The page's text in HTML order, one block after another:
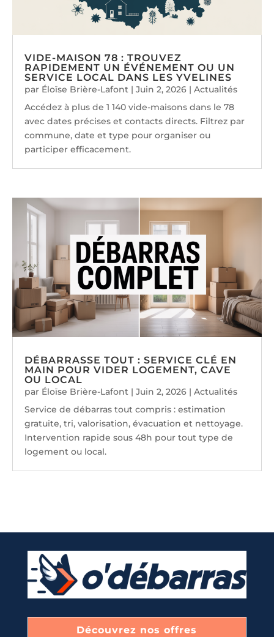
VIDE-MAISON 78 : TROUVEZ
RAPIDEMENT UN ÉVÉNEMENT OU UN
SERVICE LOCAL DANS LES YVELINES
par Éloïse Brière-Lafont |Juin 2, 2026 |Actualités
Accédez à plus de 1 140 vide-maisons dans le 78
avec dates précises et contacts directs. Filtrez par
commune, date et type pour organiser ou
participer efficacement.
DÉBARRASSE TOUT : SERVICE CLÉ EN
MAIN POUR VIDER LOGEMENT, CAVE
OU LOCAL
par Éloïse Brière-Lafont |Juin 2, 2026 |Actualités
Service de débarras tout compris : estimation
gratuite, tri, valorisation, évacuation et nettoyage.
Intervention rapide sous 48h pour tout type de
logement ou local.
Découvrez nos offres